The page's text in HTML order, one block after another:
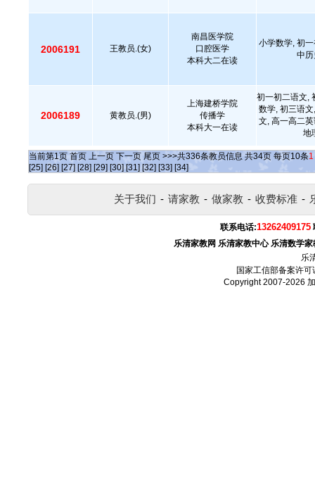
2006191 王教员.(女)
南昌医学院
口腔医学
本科大二在读
小学数学, 初
中
2006189 黄教员.(男)
上海建桥学院
传播学
本科大一在读
初一初二语文,
数学, 初三语
文, 高一高二
地
当前第1页 首页 上一页 下一页 尾页 >>>共336条教员信息 共34页 每页10条1
[25] [26] [27] [28] [29] [30] [31] [32] [33] [34]
关于我们 - 请家教 - 做家教 - 收费标准 -
联系电话:13262409175
乐清家教网 乐清家教中心 乐清数学家
乐
国家工信部备案许可
Copyright 2007-2026